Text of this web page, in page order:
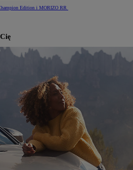
Edition i MORIZO RR